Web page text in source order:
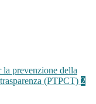
la prevenzione della
(PTPCT) 2